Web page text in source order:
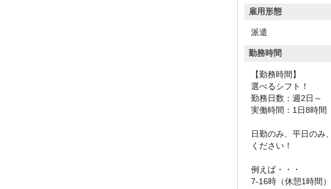
雇用形態
派遣
勤務時間
【勤務時間】
選べるシフト！
勤務日数：週2日～
実働時間：1日8時間
日勤のみ、平日のみ
ください！
例えば・・・
7-16時（休憩1時間）